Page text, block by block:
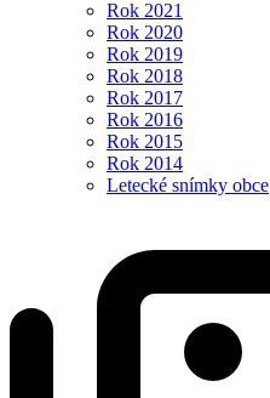
Rok 2021
Rok 2020
Rok 2019
Rok 2018
Rok 2017
Rok 2016
Rok 2015
Rok 2014
Letecké snímky obce